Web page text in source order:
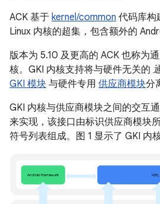
ACK 基于 kernel/common 代码库构
Linux 内核的超集，包含额外的
版本为 5.10 及更高的 ACK 也称为
核。GKI 内核支持将与硬件无关的
GKI 模块 与硬件专用 供应商模块分
GKI 内核与供应商模块之间的交互
来实现，该接口由标识供应商模块
符号列表组成。图 1 显示了 GKI 内